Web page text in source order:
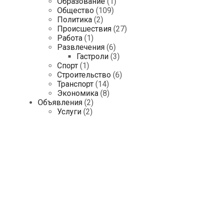
Общество (109)
Политика (2)
Происшествия (27)
Работа (1)
Развлечения (6)
Гастроли (3)
Спорт (1)
Строительство (6)
Транспорт (14)
Экономика (8)
Объявления (2)
Услуги (2)